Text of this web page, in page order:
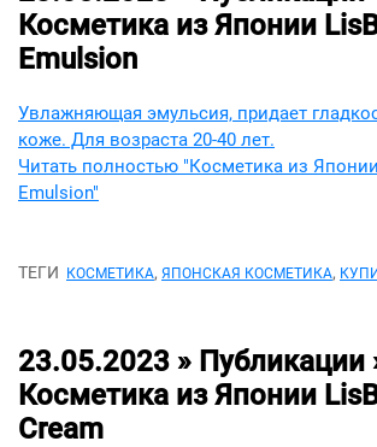
Косметика из Японии
Emulsion
Увлажняющая эмульсия, придает
коже. Для возраста 20-40 лет.
Читать полностью "Косметика из
Emulsion"
ТЕГИ КОСМЕТИКА, ЯПОНСКАЯ КОСМЕТИКА,
23.05.2023 » Публикации
Косметика из Японии
Cream